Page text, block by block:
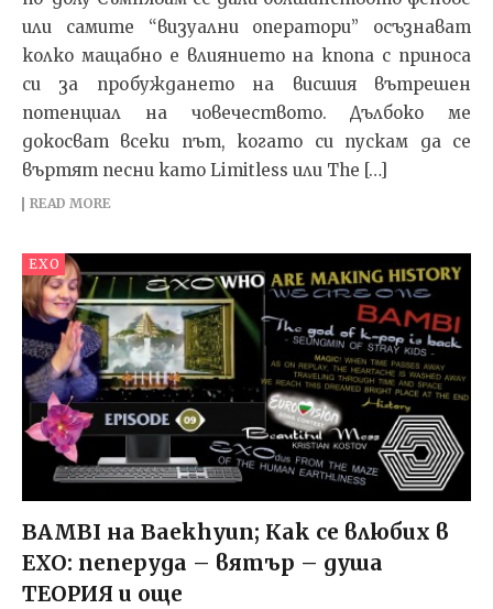
или самите “визуални оператори” осъзнават
колко мащабно е влиянието на кпопа с приноса
си за пробуждането на висшия вътрешен
потенциал на човечеството. Дълбоко ме
докосват всеки път, когато си пускам да се
въртят песни като Limitless или The […]
READ MORE
EXO
BAMBI на Baekhyun; Как се влюбих в
EXO: пеперуда – вятър – душа
ТЕОРИЯ и още